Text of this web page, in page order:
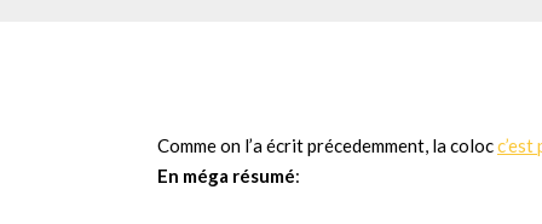
Comme on l’a écrit précedemment, la coloc
En méga résumé: